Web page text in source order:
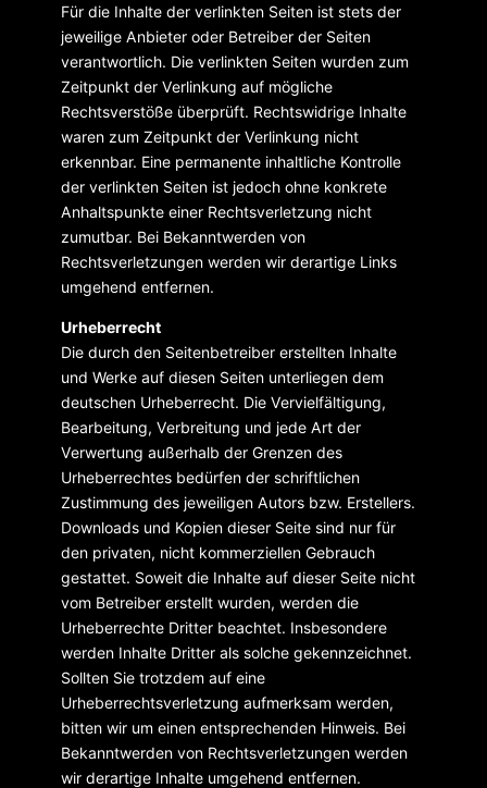
Für die Inhalte der verlinkten Seiten ist stets der
jeweilige Anbieter oder Betreiber der Seiten
verantwortlich. Die verlinkten Seiten wurden zum
Zeitpunkt der Verlinkung auf mögliche
Rechtsverstöße überprüft. Rechtswidrige Inhalte
waren zum Zeitpunkt der Verlinkung nicht
erkennbar. Eine permanente inhaltliche Kontrolle
der verlinkten Seiten ist jedoch ohne konkrete
Anhaltspunkte einer Rechtsverletzung nicht
zumutbar. Bei Bekanntwerden von
Rechtsverletzungen werden wir derartige Links
umgehend entfernen.
Urheberrecht
Die durch den Seitenbetreiber erstellten Inhalte
und Werke auf diesen Seiten unterliegen dem
deutschen Urheberrecht. Die Vervielfältigung,
Bearbeitung, Verbreitung und jede Art der
Verwertung außerhalb der Grenzen des
Urheberrechtes bedürfen der schriftlichen
Zustimmung des jeweiligen Autors bzw. Erstellers.
Downloads und Kopien dieser Seite sind nur für
den privaten, nicht kommerziellen Gebrauch
gestattet. Soweit die Inhalte auf dieser Seite nicht
vom Betreiber erstellt wurden, werden die
Urheberrechte Dritter beachtet. Insbesondere
werden Inhalte Dritter als solche gekennzeichnet.
Sollten Sie trotzdem auf eine
Urheberrechtsverletzung aufmerksam werden,
bitten wir um einen entsprechenden Hinweis. Bei
Bekanntwerden von Rechtsverletzungen werden
wir derartige Inhalte umgehend entfernen.